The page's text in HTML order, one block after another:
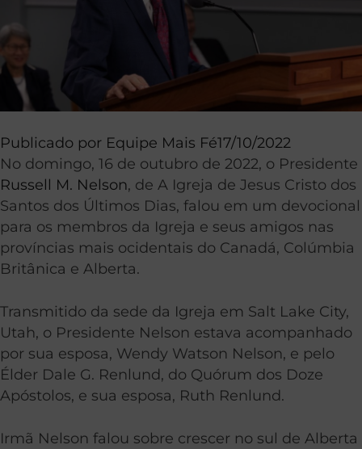
Publicado por Equipe Mais Fé17/10/2022
No domingo, 16 de outubro de 2022, o Presidente
Russell M. Nelson, de A Igreja de Jesus Cristo dos
Santos dos Últimos Dias, falou em um devocional
para os membros da Igreja e seus amigos nas
províncias mais ocidentais do Canadá, Colúmbia
Britânica e Alberta.
Transmitido da sede da Igreja em Salt Lake City,
Utah, o Presidente Nelson estava acompanhado
por sua esposa, Wendy Watson Nelson, e pelo
Élder Dale G. Renlund, do Quórum dos Doze
Apóstolos, e sua esposa, Ruth Renlund.
Irmã Nelson falou sobre crescer no sul de Alberta